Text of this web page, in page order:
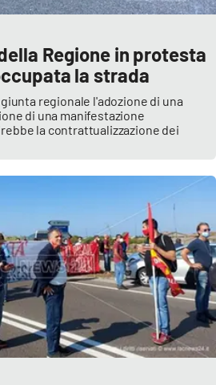
Regione in protesta
la strada
regionale l'adozione di una
di una manifestazione
la contrattualizzazione dei